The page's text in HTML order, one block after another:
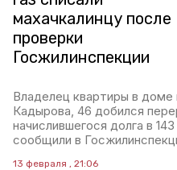
махачкалинцу после
проверки
Госжилинспекции
Владелец квартиры в
Кадырова, 46 добился
начислившегося долга в
сообщили в
13 февраля , 21:06